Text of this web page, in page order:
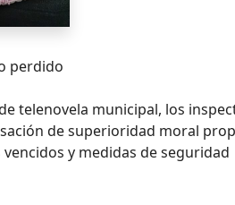
perdido
telenovela municipal, los
de superioridad moral
y medidas de seguridad